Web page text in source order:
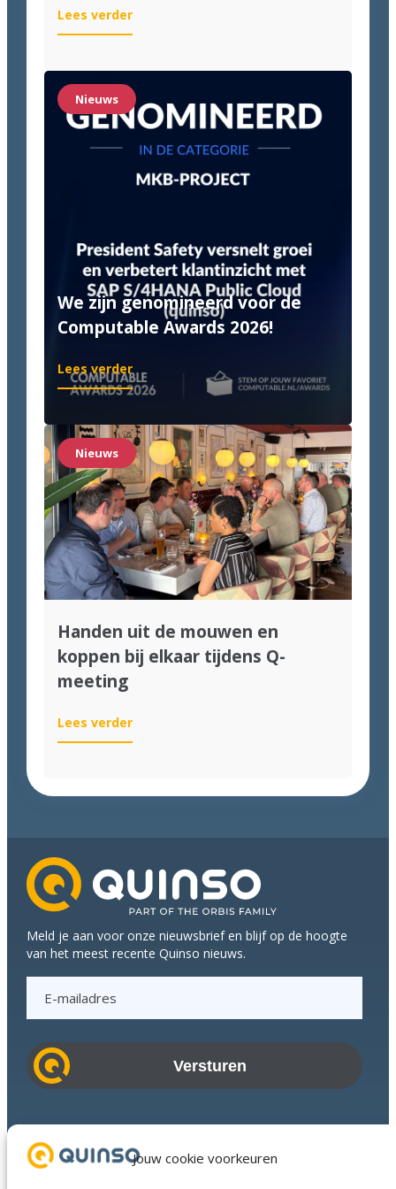
Jouw cookie voorkeuren
Lees verder:
Quinso
Van
Halteren:
Until
it’s
done!
Nieuws
We zijn genomineerd voor de
Computable Awards 2026!
Lees verder:
We
genomineerd
voor
de
Computable
Awards
2026!
Nieuws
Handen uit de mouwen en
koppen bij elkaar tijdens Q-
meeting
Lees verder:
Handen
mouwen
elkaar
tijdens
Q-
meeting
Meld je aan voor onze nieuwsbrief en blijf op de hoogte
van het meest recente Quinso nieuws.
a
i
d
r
Succesverhalen
Diensten